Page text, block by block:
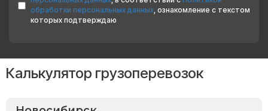
обработки персональных данных, ознакомление с текстом
которых подтверждаю
Калькулятор грузоперевозок